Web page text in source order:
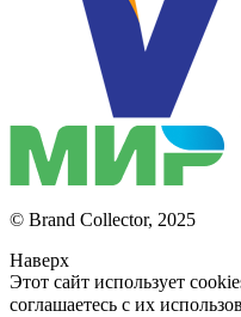
© Brand Collector, 2025
Наверх
Этот сайт использует
соглашаетесь с их